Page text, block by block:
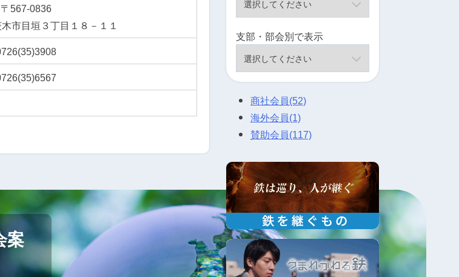
〒567-0836
市目垣３丁目１８－１１
支部・部会別で表示
商社会員(52)
海外会員(1)
賛助会員(117)
案